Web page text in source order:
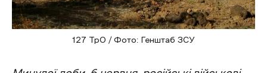
127 ТрО / Фото: Генштаб ЗСУ